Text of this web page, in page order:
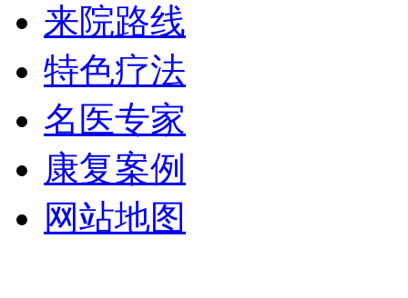
来院路线
特色疗法
名医专家
康复案例
网站地图